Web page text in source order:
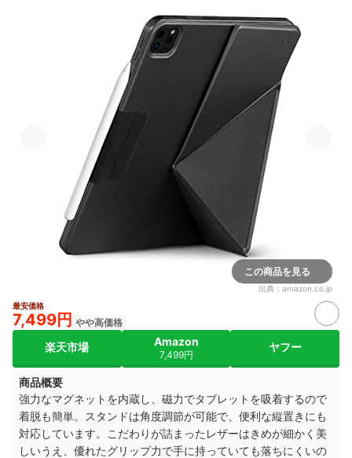
この商品を見る
出典： amazon.co.jp
最安価格
7,499円 やや高価格
楽天市場 Amazon
7,499円
ヤフー
商品概要
強力なマグネットを内蔵し、磁力でタブレットを吸着するので
着脱も簡単。スタンドは角度調節が可能で、便利な縦置きにも
対応しています。こだわりが詰まったレザーはきめが細かく美
しいうえ、優れたグリップ力で手に持っていても落ちにくいの